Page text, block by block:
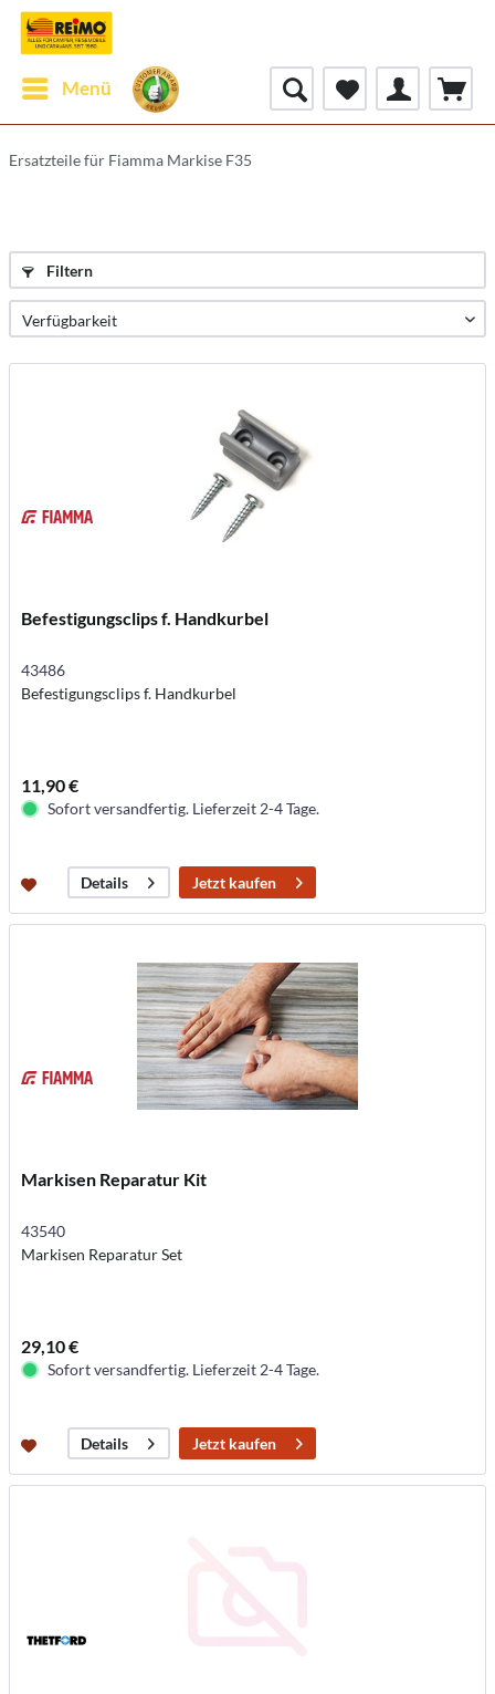
Menü
Ersatzteile für Fiamma Markise F35
Filtern
Befestigungsclips f. Handkurbel
43486
Befestigungsclips f. Handkurbel
11,90 €
Sofort versandfertig. Lieferzeit 2-4 Tage.
Details Jetzt kaufen
Markisen Reparatur Kit
43540
Markisen Reparatur Set
29,10 €
Sofort versandfertig. Lieferzeit 2-4 Tage.
Details Jetzt kaufen